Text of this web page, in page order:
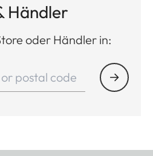
Händler
oder Händler in: